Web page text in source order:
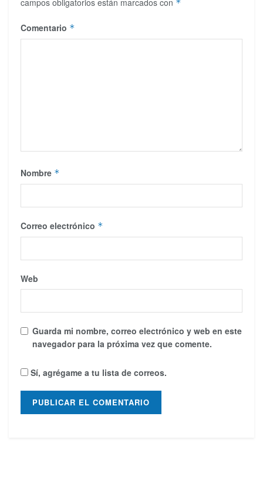
*
Comentario *
Nombre *
Correo electrónico *
Web
Guarda mi nombre, correo electrónico y web en este
navegador para la próxima vez que comente.
Sí, agrégame a tu lista de correos.